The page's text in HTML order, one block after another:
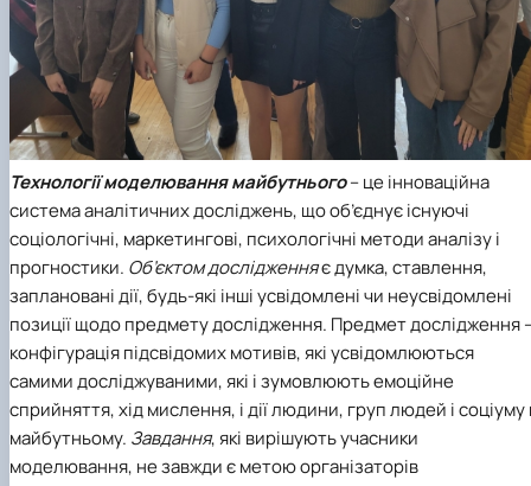
Технології моделювання майбутнього– це інноваційна
система аналітичних досліджень, що об’єднує існуючі
соціологічні, маркетингові, психологічні методи аналізу і
прогностики. Об’єктом дослідженняє думка, ставлення,
заплановані дії, будь-які інші усвідомлені чи неусвідомлені
позиції щодо предмету дослідження. Предмет дослідження
конфігурація підсвідомих мотивів, які усвідомлюються
самими досліджуваними, які і зумовлюють емоційне
сприйняття, хід мислення, і дії людини, груп людей і соціуму
майбутньому. Завдання,які вирішують учасники
моделювання, не завжди є метою організаторів